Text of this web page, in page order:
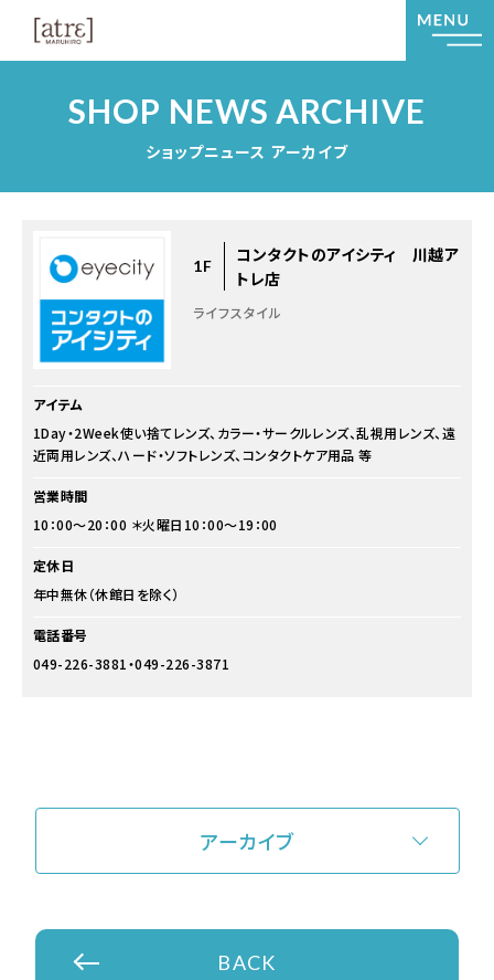
SHOP NEWS ARCHIVE
ショップニュース アーカイブ
1F
コンタクトのアイシティ 川越ア
トレ店
ライフスタイル
アイテム
1Day・2Week使い捨てレンズ、カラー・サークルレンズ、乱視用レンズ、遠
近両用レンズ、ハード・ソフトレンズ、コンタクトケア用品 等
営業時間
10：00～20：00 ＊火曜日10：00～19：00
定休日
年中無休（休館日を除く）
電話番号
049-226-3881・049-226-3871
アーカイブ
BACK